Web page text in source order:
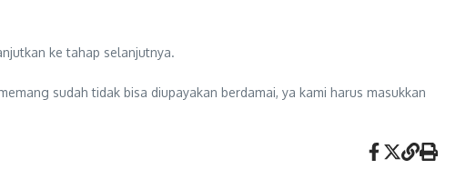
ke tahap selanjutnya.
sudah tidak bisa diupayakan berdamai, ya kami harus masukkan